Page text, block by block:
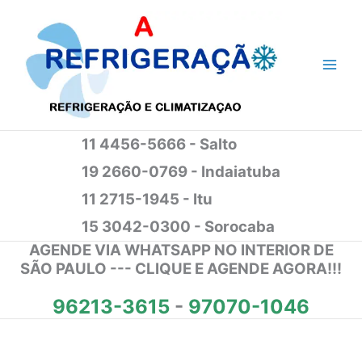
conteúdo
11 4456-5666 - Salto
19 2660-0769 - Indaiatuba
11 2715-1945 - Itu
15 3042-0300 - Sorocaba
AGENDE VIA WHATSAPP NO INTERIOR DE
SÃO PAULO --- CLIQUE E AGENDE AGORA!!!
96213-3615 - 97070-1046